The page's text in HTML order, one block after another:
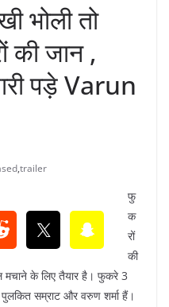
भोली तो
जान ,
पड़े Varun
,trailer
फु
क
रों
की
मचाने के लिए तैयार है। फुकरे 3
सम्राट और वरुण शर्मा हैं।